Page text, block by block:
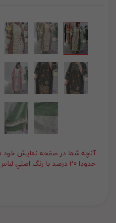
آنچه شما در صفحه نمايش
حدودا 20 درصد با رنگ اصلي لباس متفاوت باشد